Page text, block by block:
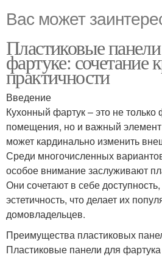
Вас может
Пластиковые
фартуке: сочетание
практичности
Введение
Кухонный фартук – это не только
помещения, но и важный
может кардинально изменить
Среди многочисленных
особое внимание заслуживают
Они сочетают в себе
эстетичность, что делает их
домовладельцев.
Преимущества пластиковых
Пластиковые панели для